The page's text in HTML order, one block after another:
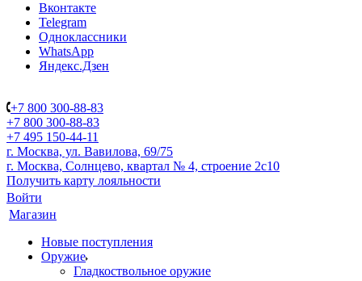
Вконтакте
Telegram
Одноклассники
WhatsApp
Яндекс.Дзен
+7 800 300-88-83
+7 800 300-88-83
+7 495 150-44-11
г. Москва, ул. Вавилова, 69/75
г. Москва, Солнцево, квартал № 4, строение 2с10
Получить карту лояльности
Войти
Магазин
Новые поступления
Оружие
Гладкоствольное оружие